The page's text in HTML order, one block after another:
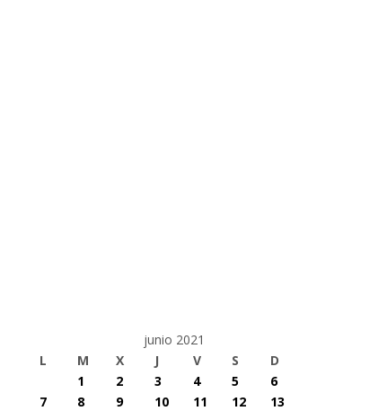
junio 2021
L
M X J V S
D
1
2 3 4 5
6
7
8 9 10 11 12
13